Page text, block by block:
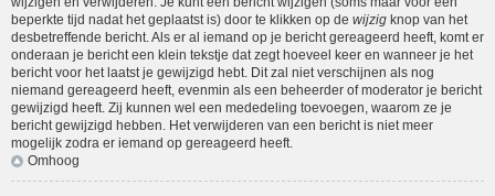
beperkte tijd nadat het geplaatst is) door te klikken op de wijzig knop van het
desbetreffende bericht. Als er al iemand op je bericht gereageerd heeft, komt er
onderaan je bericht een klein tekstje dat zegt hoeveel keer en wanneer je het
bericht voor het laatst je gewijzigd hebt. Dit zal niet verschijnen als nog
niemand gereageerd heeft, evenmin als een beheerder of moderator je bericht
gewijzigd heeft. Zij kunnen wel een mededeling toevoegen, waarom ze je
bericht gewijzigd hebben. Het verwijderen van een bericht is niet meer
mogelijk zodra er iemand op gereageerd heeft.
Omhoog